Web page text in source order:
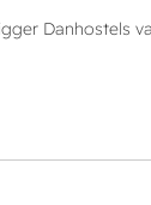
Danhostels